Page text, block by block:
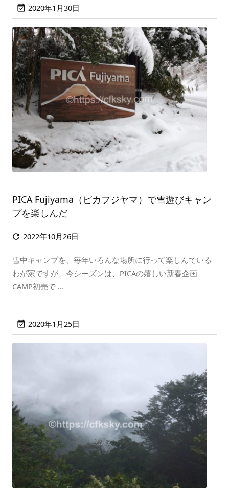
 2020年1月30日
PICA Fujiyama（ピカフジヤマ）で雪遊びキャン
プを楽しんだ
 2022年10月26日
雪中キャンプを、毎年いろんな場所に行って楽しんでいる
わが家ですが、今シーズンは、PICAの嬉しい新春企画
CAMP初売で ...
 2020年1月25日